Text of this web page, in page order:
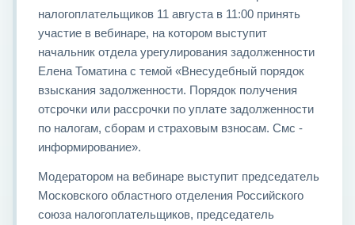
налогоплательщиков 11 августа в 11:00 принять
участие в вебинаре, на котором выступит
начальник отдела урегулирования задолженности
Елена Томатина с темой «Внесудебный порядок
взыскания задолженности. Порядок получения
отсрочки или рассрочки по уплате задолженности
по налогам, сборам и страховым взносам. Смс -
информирование».
Модератором на вебинаре выступит председатель
Московского областного отделения Российского
союза налогоплательщиков, председатель